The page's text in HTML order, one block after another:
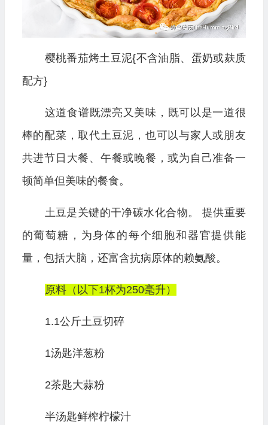
樱桃番茄烤土豆泥{不含油脂、蛋奶或麸质
配方}
这道食谱既漂亮又美味，既可以是一道很
棒的配菜，取代土豆泥，也可以与家人或朋友
共进节日大餐、午餐或晚餐，或为自己准备一
顿简单但美味的餐食。
土豆是关键的干净碳水化合物。 提供重要
的葡萄糖，为身体的每个细胞和器官提供能
量，包括大脑，还富含抗病原体的赖氨酸。
原料（以下1杯为250毫升）
1.1公斤土豆切碎
1汤匙洋葱粉
2茶匙大蒜粉
半汤匙鲜榨柠檬汁